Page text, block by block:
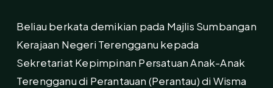
Beliau berkata demikian pada Majlis Sumbangan
Kerajaan Negeri Terengganu kepada
Sekretariat Kepimpinan Persatuan Anak-Anak
Terengganu di Perantauan (Perantau) di Wisma